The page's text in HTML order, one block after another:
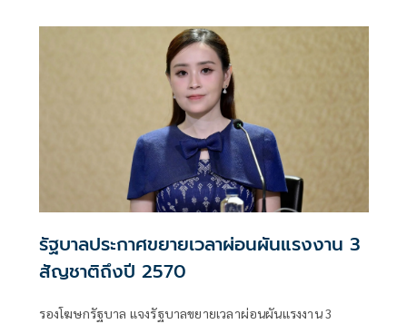
รัฐบาลประกาศขยายเวลาผ่อนผันแรงงาน 3
สัญชาติถึงปี 2570
รองโฆษกรัฐบาล แจงรัฐบาลขยายเวลาผ่อนผันแรงงาน 3